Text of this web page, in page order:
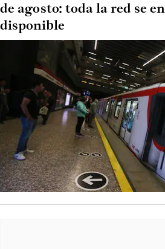
de agosto: toda la red se
disponible